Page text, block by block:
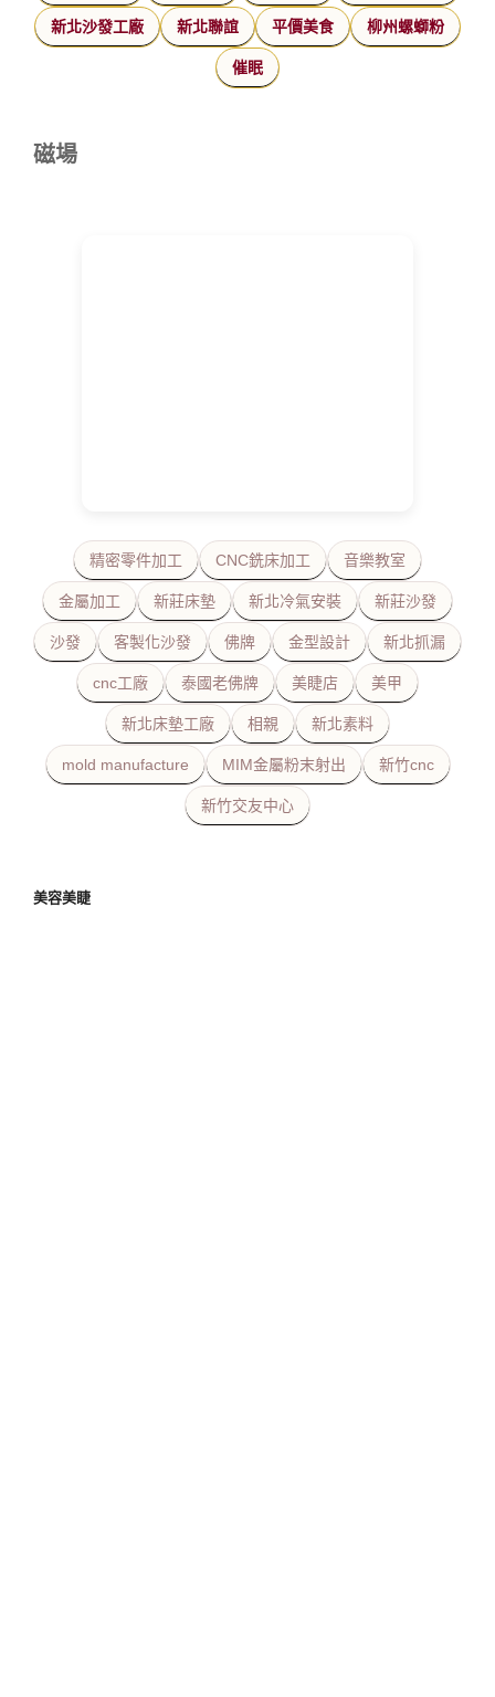
新北沙發工廠 新北聯誼 平價美食 柳州螺螄粉
催眠
磁場
精密零件加工 CNC銑床加工 音樂教室
金屬加工 新莊床墊 新北冷氣安裝 新莊沙發
沙發 客製化沙發 佛牌 金型設計 新北抓漏
cnc工廠 泰國老佛牌 美睫店 美甲
新北床墊工廠 相親 新北素料
mold manufacture MIM金屬粉末射出 新竹cnc
新竹交友中心
美容美睫